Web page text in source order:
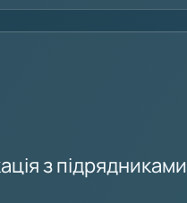
з підрядниками